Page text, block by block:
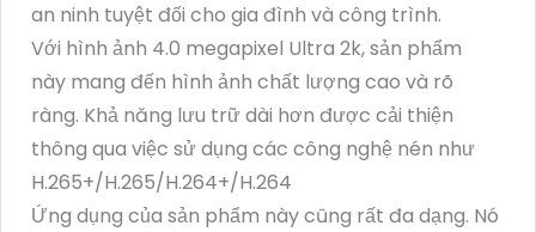
an ninh tuyệt đối cho gia đình và công trình.
Với hình ảnh 4.0 megapixel Ultra 2k, sản phẩm
này mang đến hình ảnh chất lượng cao và rõ
ràng. Khả năng lưu trữ dài hơn được cải thiện
thông qua việc sử dụng các công nghệ nén như
H.265+/H.265/H.264+/H.264
Ứng dụng của sản phẩm này cũng rất đa dạng. Nó